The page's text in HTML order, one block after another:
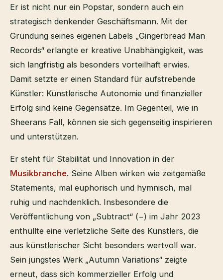
Er ist nicht nur ein Popstar, sondern auch ein
strategisch denkender Geschäftsmann. Mit der
Gründung seines eigenen Labels „Gingerbread Man
Records“ erlangte er kreative Unabhängigkeit, was
sich langfristig als besonders vorteilhaft erwies.
Damit setzte er einen Standard für aufstrebende
Künstler: Künstlerische Autonomie und finanzieller
Erfolg sind keine Gegensätze. Im Gegenteil, wie in
Sheerans Fall, können sie sich gegenseitig inspirieren
und unterstützen.
Er steht für Stabilität und Innovation in der
Musikbranche. Seine Alben wirken wie zeitgemäße
Statements, mal euphorisch und hymnisch, mal
ruhig und nachdenklich. Insbesondere die
Veröffentlichung von „Subtract“ (−) im Jahr 2023
enthüllte eine verletzliche Seite des Künstlers, die
aus künstlerischer Sicht besonders wertvoll war.
Sein jüngstes Werk „Autumn Variations“ zeigte
erneut, dass sich kommerzieller Erfolg und